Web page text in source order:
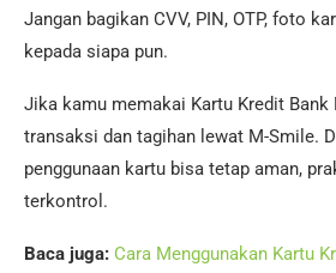
Jangan bagikan CVV, PIN, OTP, foto
kepada siapa pun.
Jika kamu memakai Kartu Kredit Bank
transaksi dan tagihan lewat M-Smile.
penggunaan kartu bisa tetap aman,
terkontrol.
Baca juga: Cara Menggunakan Kartu